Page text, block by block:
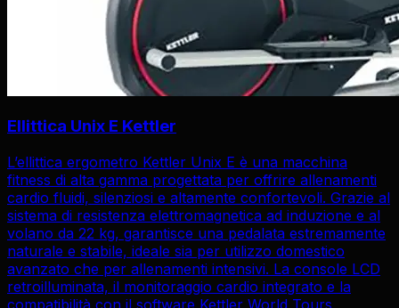
Ellittica Unix E Kettler
L’ellittica ergometro Kettler Unix E è una macchina
fitness di alta gamma progettata per offrire allenamenti
cardio fluidi, silenziosi e altamente confortevoli. Grazie al
sistema di resistenza elettromagnetica ad induzione e al
volano da 22 kg, garantisce una pedalata estremamente
naturale e stabile, ideale sia per utilizzo domestico
avanzato che per allenamenti intensivi. La console LCD
retroilluminata, il monitoraggio cardio integrato e la